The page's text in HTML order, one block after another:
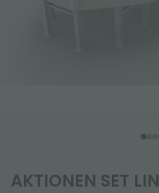
AKTIONEN SET